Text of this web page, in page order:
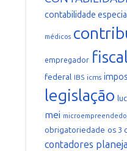
contabilidade
médicos
empregador
federal IBS icms
legislação
mei
obrigatoriedade os 3
contadores